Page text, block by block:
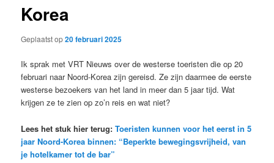
Korea
Geplaatst op20 februari 2025
Ik sprak met VRT Nieuws over de westerse toeristen die op 20
februari naar Noord-Korea zijn gereisd. Ze zijn daarmee de eerste
westerse bezoekers van het land in meer dan 5 jaar tijd. Wat
krijgen ze te zien op zo’n reis en wat niet?
Lees het stuk hier terug:Toeristen kunnen voor het eerst in 5
jaar Noord-Korea binnen: “Beperkte bewegingsvrijheid, van
je hotelkamer tot de bar”